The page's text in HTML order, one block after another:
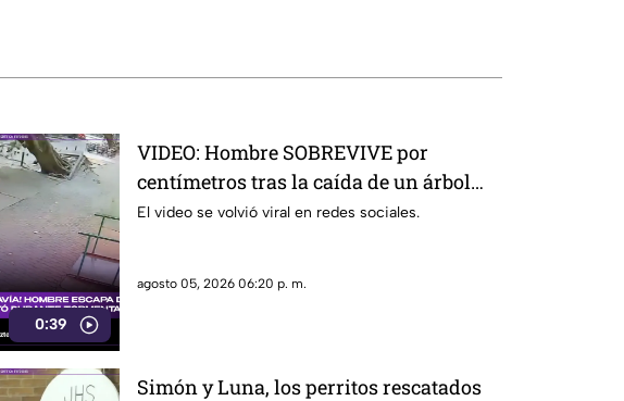
0:39
VIDEO: Hombre SOBREVIVE por
centímetros tras la caída de un árbol
durante una tormenta
El video se volvió viral en redes sociales.
agosto 05, 2026 06:20 p. m.
Simón y Luna, los perritos rescatados